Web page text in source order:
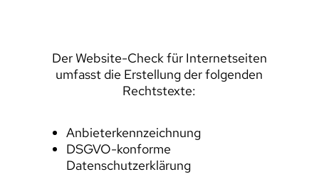
Der Website-Check für Internetseiten
umfasst die Erstellung der folgenden
Rechtstexte:
Anbieterkennzeichnung
DSGVO-konforme
Datenschutzerklärung